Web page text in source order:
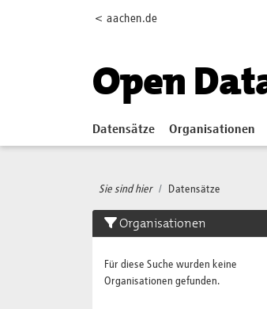
< aachen.de
Open
Datensätze Organisationen
Sie sind hier Datensätze
Organisationen
Für diese Suche wurden keine
Organisationen gefunden.